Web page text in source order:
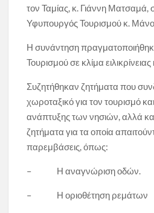
τον Ταμίας, κ. Γιάννη Ματσαμά,
Υφυπουργός Τουρισμού κ.
Η συνάντηση
Τουρισμού σε κλίμα
Συζητήθηκαν ζητήματα που
χωροταξικό για τον τουρισμό
ανάπτυξης των νησιών, αλλά
ζητήματα για τα οποία
παρεμβάσεις, όπως:
– Η αναγνώριση οδών.
– Η οριοθέτηση ρεμάτων